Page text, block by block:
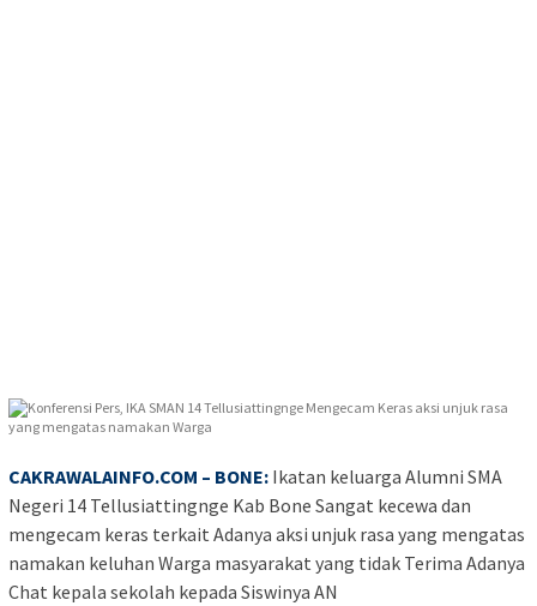
CAKRAWALAINFO.COM – BONE: Ikatan keluarga Alumni SMA
Negeri 14 Tellusiattingnge Kab Bone Sangat kecewa dan
mengecam keras terkait Adanya aksi unjuk rasa yang mengatas
namakan keluhan Warga masyarakat yang tidak Terima Adanya
Chat kepala sekolah kepada Siswinya AN